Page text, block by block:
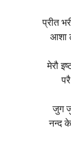
प्रीत
आशा
मेरौ
जुग
नन्द